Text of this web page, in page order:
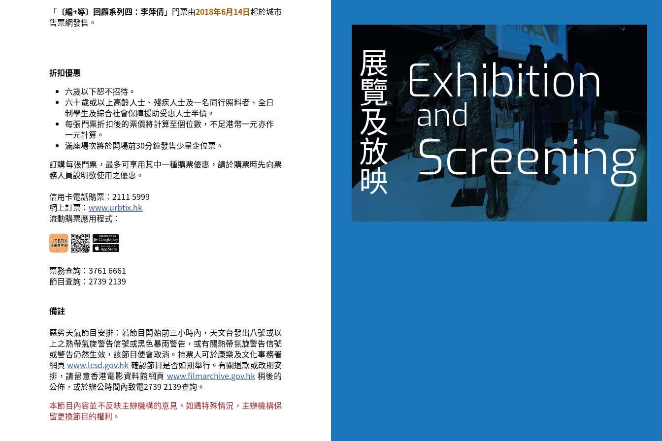
展
覽
及
放
映
Exhibition
and
Screening
「 〔編+導〕回顧系列四：李萍倩」門票由2018年6月14日起於城市
售票網發售。
折扣優惠
六歲以下恕不招待。
六十歲或以上高齡人士、殘疾人士及一名同行照料者、全日
制學生及綜合社會保障援助受惠人士半價。
每張門票折扣後的票價將計算至個位數，不足港幣一元亦作
一元計算。
滿座場次將於開場前30分鐘發售少量企位票。
訂購每張門票，最多可享用其中一種購票優惠，請於購票時先向票
務人員說明欲使用之優惠。
信用卡電話購票：2111 5999
網上訂票： www.urbtix.hk
流動購票應用程式：
票務查詢：3761 6661
節目查詢： 2739 2139
備註
惡劣天氣節目安排：若節目開始前三小時內，天文台發出八號或以
上之熱帶氣旋警告信號或黑色暴雨警告，或有關熱帶氣旋警告信號
或警告仍然生效，該節目便會取消。持票人可於康樂及文化事務署
網頁www.lcsd.gov.hk 確認節目是否如期舉行。有關退款或改期安
排，請留意香港電影資料館網頁 www.filmarchive.gov.hk稍後的
公佈，或於辦公時間內致電2739 2139查詢。
本節目內容並不反映主辦機構的意見。如遇特殊情況，主辦機構保
留更換節目的權利。